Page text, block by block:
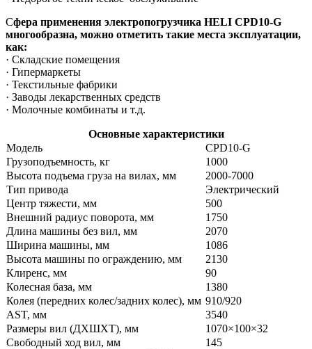
Сфера применения электропогрузчика HELI CPD10-G
многообразна, можно отметить такие места эксплуатации,
как:
· Складские помещения
· Гипермаркеты
· Текстильные фабрики
· Заводы лекарственных средств
· Молочные комбинаты и т.д.
Основные характеристики
Модель
CPD10-G
Грузоподъемность, кг
1000
Высота подъема груза на вилах, мм
2000-7000
Тип привода
Электрический
Центр тяжести, мм
500
Внешний радиус поворота, мм
1750
Длина машины без вил, мм
2070
Ширина машины, мм
1086
Высота машины по ограждению, мм
2130
Клиренс, мм
90
Колесная база, мм
1380
Колея (передних колес/задних колес), мм 910/920
AST, мм
3540
Размеры вил (ДXШXТ), мм
1070×100×32
Свободный ход вил, мм
145